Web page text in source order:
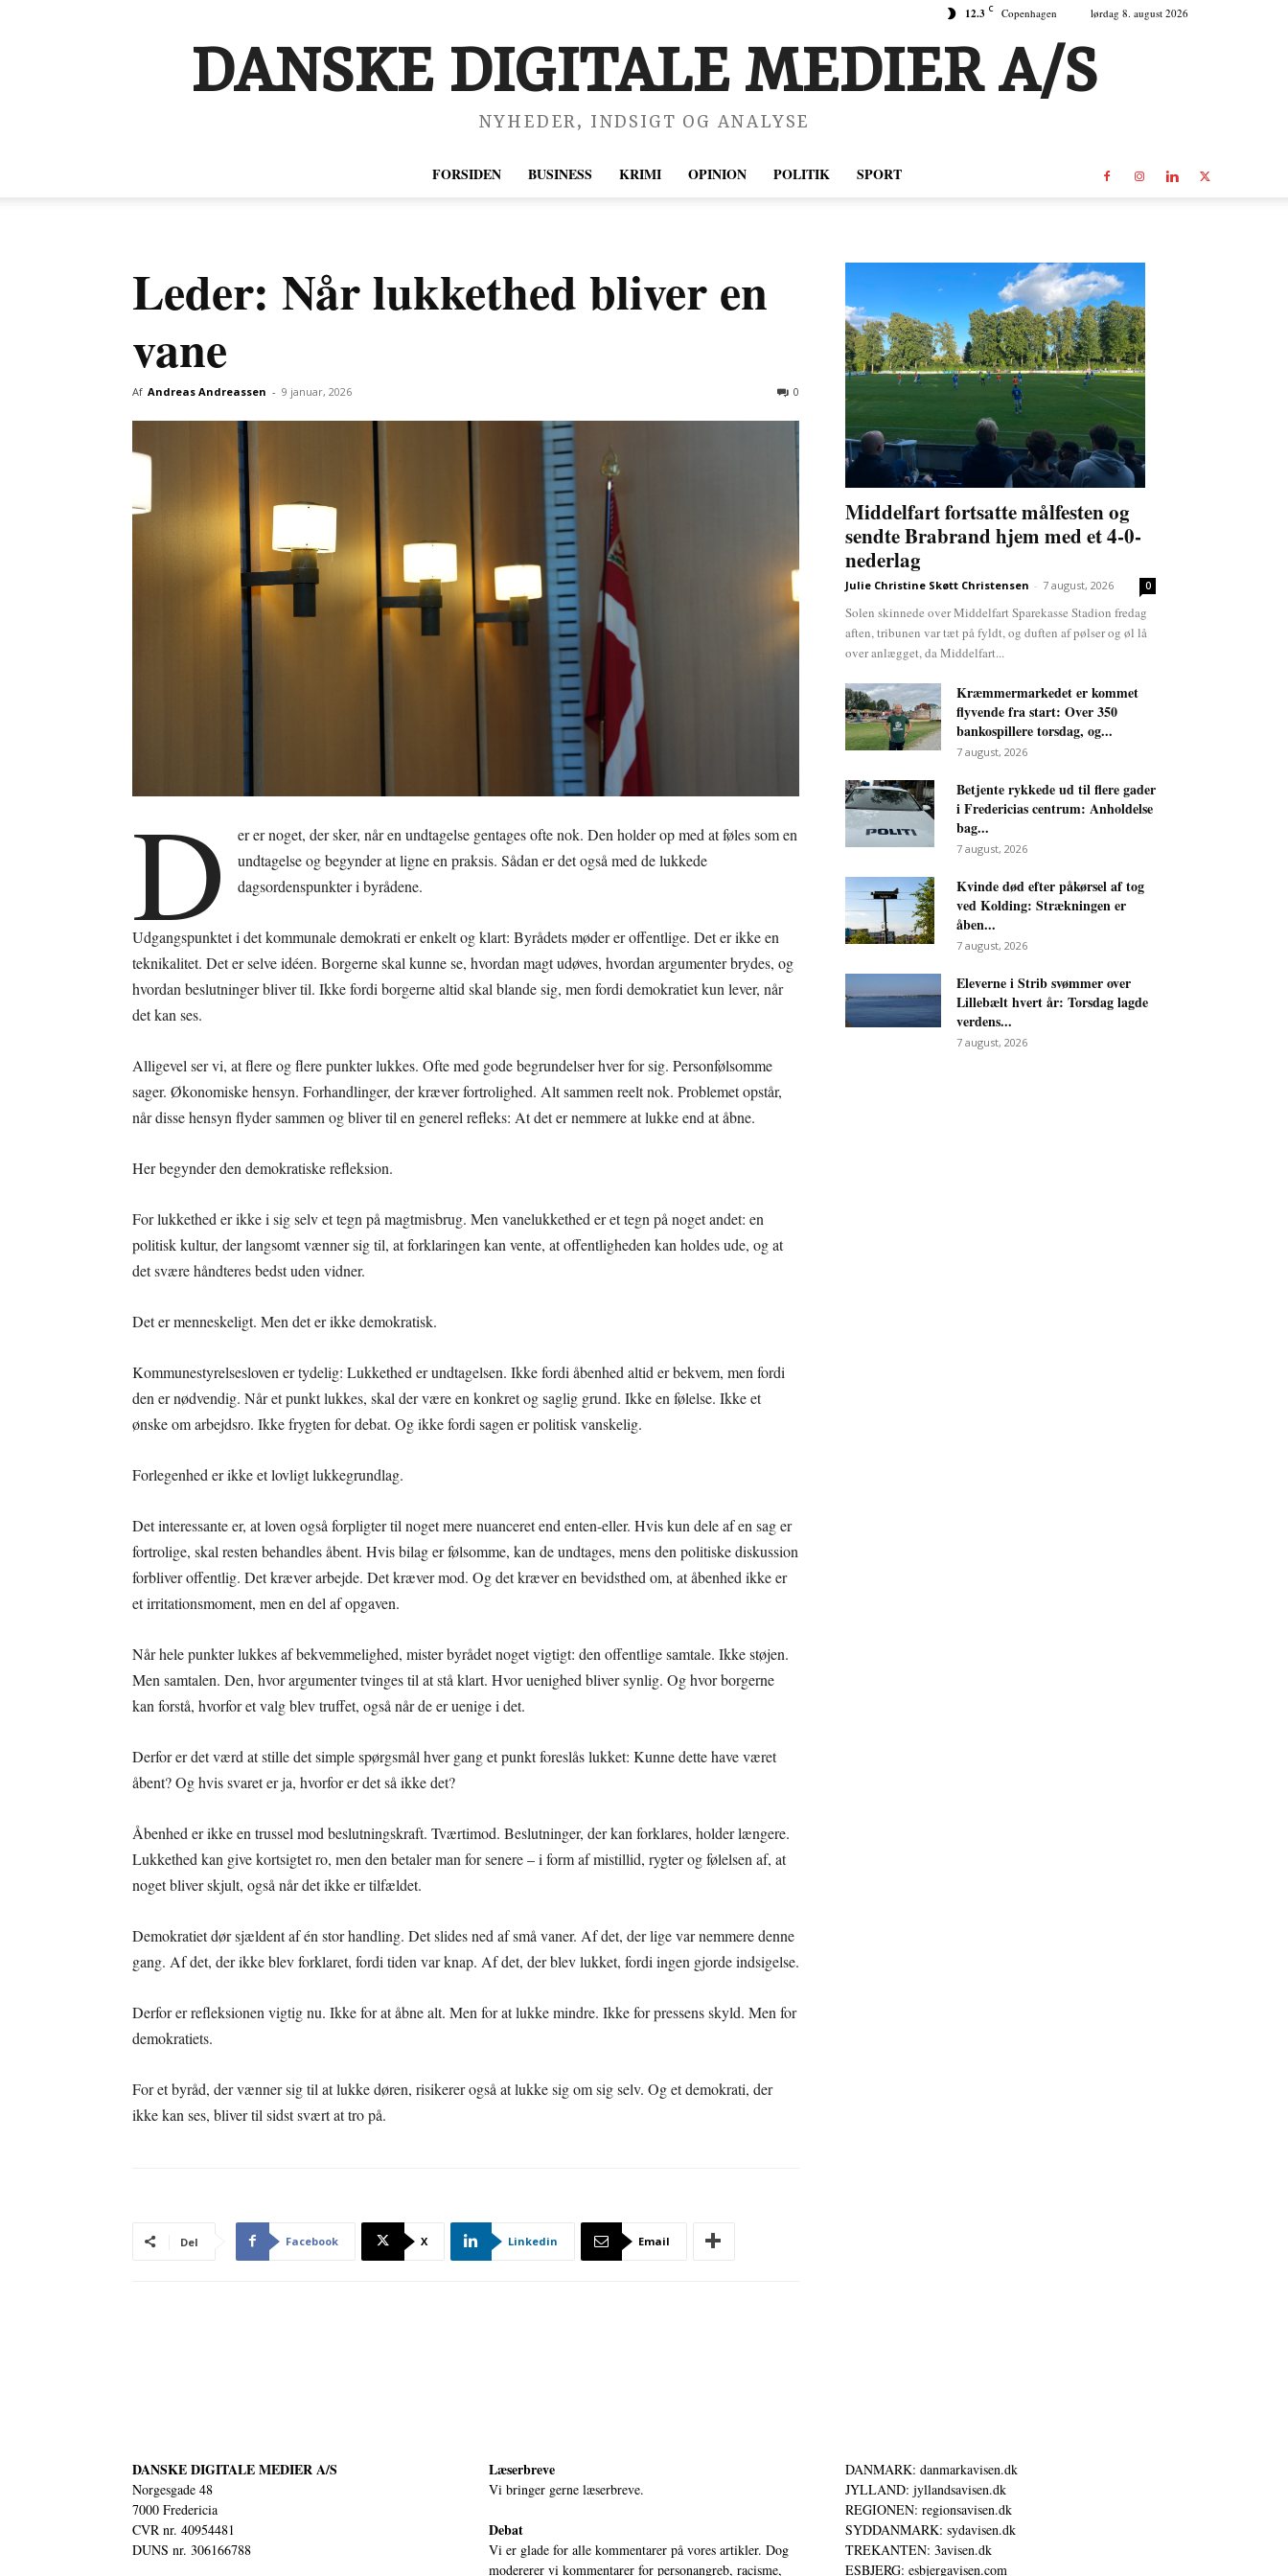
12.3 C Copenhagen lørdag 8. august 2026
DANSKE DIGITALE MEDIER A/S
NYHEDER, INDSIGT OG ANALYSE
FORSIDEN BUSINESS KRIMI OPINION POLITIK SPORT
Leder: Når lukkethed bliver en
vane
Af Andreas Andreassen - 9 januar, 2026 0
D
er er noget, der sker, når en undtagelse gentages ofte nok. Den holder op med at føles som en
undtagelse og begynder at ligne en praksis. Sådan er det også med de lukkede
dagsordenspunkter i byrådene.
Udgangspunktet i det kommunale demokrati er enkelt og klart: Byrådets møder er offentlige. Det er ikke en
teknikalitet. Det er selve idéen. Borgerne skal kunne se, hvordan magt udøves, hvordan argumenter brydes, og
hvordan beslutninger bliver til. Ikke fordi borgerne altid skal blande sig, men fordi demokratiet kun lever, når
det kan ses.
Alligevel ser vi, at flere og flere punkter lukkes. Ofte med gode begrundelser hver for sig. Personfølsomme
sager. Økonomiske hensyn. Forhandlinger, der kræver fortrolighed. Alt sammen reelt nok. Problemet opstår,
når disse hensyn flyder sammen og bliver til en generel refleks: At det er nemmere at lukke end at åbne.
Her begynder den demokratiske refleksion.
For lukkethed er ikke i sig selv et tegn på magtmisbrug. Men vanelukkethed er et tegn på noget andet: en
politisk kultur, der langsomt vænner sig til, at forklaringen kan vente, at offentligheden kan holdes ude, og at
det svære håndteres bedst uden vidner.
Det er menneskeligt. Men det er ikke demokratisk.
Kommunestyrelsesloven er tydelig: Lukkethed er undtagelsen. Ikke fordi åbenhed altid er bekvem, men fordi
den er nødvendig. Når et punkt lukkes, skal der være en konkret og saglig grund. Ikke en følelse. Ikke et
ønske om arbejdsro. Ikke frygten for debat. Og ikke fordi sagen er politisk vanskelig.
Forlegenhed er ikke et lovligt lukkegrundlag.
Det interessante er, at loven også forpligter til noget mere nuanceret end enten-eller. Hvis kun dele af en sag er
fortrolige, skal resten behandles åbent. Hvis bilag er følsomme, kan de undtages, mens den politiske diskussion
forbliver offentlig. Det kræver arbejde. Det kræver mod. Og det kræver en bevidsthed om, at åbenhed ikke er
et irritationsmoment, men en del af opgaven.
Når hele punkter lukkes af bekvemmelighed, mister byrådet noget vigtigt: den offentlige samtale. Ikke støjen.
Men samtalen. Den, hvor argumenter tvinges til at stå klart. Hvor uenighed bliver synlig. Og hvor borgerne
kan forstå, hvorfor et valg blev truffet, også når de er uenige i det.
Derfor er det værd at stille det simple spørgsmål hver gang et punkt foreslås lukket: Kunne dette have været
åbent? Og hvis svaret er ja, hvorfor er det så ikke det?
Åbenhed er ikke en trussel mod beslutningskraft. Tværtimod. Beslutninger, der kan forklares, holder længere.
Lukkethed kan give kortsigtet ro, men den betaler man for senere – i form af mistillid, rygter og følelsen af, at
noget bliver skjult, også når det ikke er tilfældet.
Demokratiet dør sjældent af én stor handling. Det slides ned af små vaner. Af det, der lige var nemmere denne
gang. Af det, der ikke blev forklaret, fordi tiden var knap. Af det, der blev lukket, fordi ingen gjorde indsigelse.
Derfor er refleksionen vigtig nu. Ikke for at åbne alt. Men for at lukke mindre. Ikke for pressens skyld. Men for
demokratiets.
For et byråd, der vænner sig til at lukke døren, risikerer også at lukke sig om sig selv. Og et demokrati, der
ikke kan ses, bliver til sidst svært at tro på.
Del Facebook X Linkedin Email
Middelfart fortsatte målfesten og
sendte Brabrand hjem med et 4-0-
nederlag
Julie Christine Skøtt Christensen - 7 august, 2026 0
Solen skinnede over Middelfart Sparekasse Stadion fredag
aften, tribunen var tæt på fyldt, og duften af pølser og øl lå
over anlægget, da Middelfart...
Kræmmermarkedet er kommet
flyvende fra start: Over 350
bankospillere torsdag, og...
7 august, 2026
Betjente rykkede ud til flere gader
i Fredericias centrum: Anholdelse
bag...
7 august, 2026
Kvinde død efter påkørsel af tog
ved Kolding: Strækningen er
åben...
7 august, 2026
Eleverne i Strib svømmer over
Lillebælt hvert år: Torsdag lagde
verdens...
7 august, 2026
DANSKE DIGITALE MEDIER A/S
Norgesgade 48
7000 Fredericia
CVR nr. 40954481
DUNS nr. 306166788
Læserbreve
Vi bringer gerne læserbreve.
Debat
Vi er glade for alle kommentarer på vores artikler. Dog
modererer vi kommentarer for personangreb, racisme,
DANMARK: danmarkavisen.dk
JYLLAND: jyllandsavisen.dk
REGIONEN: regionsavisen.dk
SYDDANMARK: sydavisen.dk
TREKANTEN: 3avisen.dk
ESBJERG: esbjergavisen.com